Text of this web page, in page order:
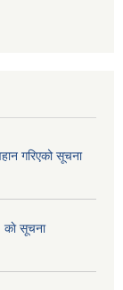
गरिएको सूचना
काे सूचना